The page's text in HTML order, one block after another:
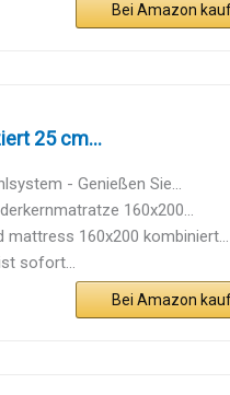
Bei Amazon
25 cm...
- Genießen Sie...
160x200...
mattress 160x200 kombiniert...
sofort...
Bei Amazon